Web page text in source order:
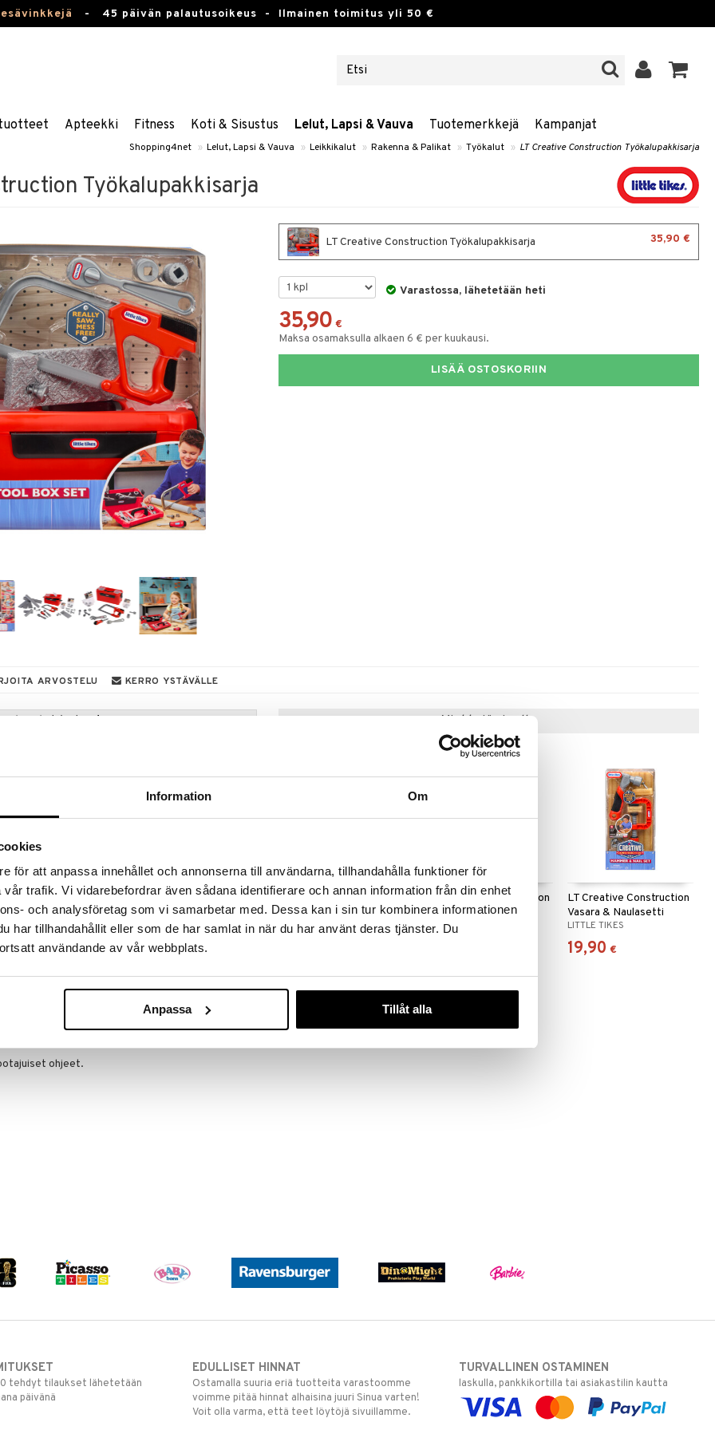
Information Om
för att anpassa innehållet och annonserna till användarna, tillhandahålla funktioner för
trafik. Vi vidarebefordrar även sådana identifierare och annan information från din enhet
och analysföretag som vi samarbetar med. Dessa kan i sin tur kombinera informationen
har tillhandahållit eller som de har samlat in när du har använt deras tjänster. Du
användande av vår webbplats.
Anpassa Tillåt alla
- 45 päivän palautusoikeus - Ilmainen toimitus yli 50 €
Apteekki Fitness Koti & Sisustus Lelut, Lapsi & Vauva Tuotemerkkejä Kampanjat
Shopping4net » Lelut, Lapsi & Vauva » Leikkikalut » Rakenna & Palikat » Työkalut » LT Creative Construction Työkalupakkisarja
Työkalupakkisarja
LT Creative Construction Työkalupakkisarja 35,90 €
Varastossa, lähetetään heti
35,90 €
Maksa osamaksulla alkaen 6 € per kuukausi.
LISÄÄ OSTOSKORIIN
ARVOSTELU KERRO YSTÄVÄLLE
hinnoilla!
31.8.2026 asti mutta ole nopea -
voivat päästä loppumaan!
aloitussetti pienelle rakentajalle!
sisältää kaiken, mitä lapsesi tarvitsee leikkiin,
Työkalusetti edistää käytännön oppimista ja
on täydellinen pienille käsille ja suurelle
mukaan lukien saha, jakoavain,
varten. Lisäksi mukana on
ohjeet.
Vinkkejä sinulle
LT Creative Construction
Mittaus- ja Leikkaussetti
LITTLE TIKES
LT Creative Construction
Puu, Naulat & Ruuvit
LITTLE TIKES
LT Creative Construction
Vasara & Naulasetti
LITTLE TIKES
19,90 €
tehdyt tilaukset lähetetään
päivänä
EDULLISET HINNAT
Ostamalla suuria eriä tuotteita varastoomme
voimme pitää hinnat alhaisina juuri Sinua varten!
Voit olla varma, että teet löytöjä sivuillamme.
TURVALLINEN OSTAMINEN
laskulla, pankkikortilla tai asiakastilin kautta